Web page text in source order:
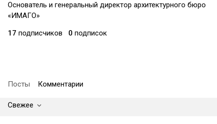
Основатель и генеральный директор архитектурного бюро
«ИМАГО»
17 подписчиков 0 подписок
Посты Комментарии
Свежее